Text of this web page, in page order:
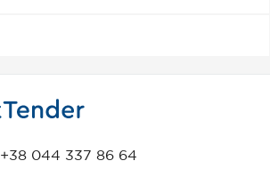
+38 044 337 86 64